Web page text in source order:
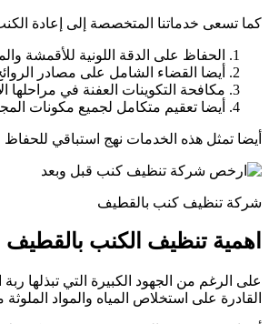
كما تسعى خدماتنا المتخصصة إلى إعادة
الحفاظ على الدقة اللونية للأقمشة
أيضا القضاء الشامل على مصادر
مكافحة التكوينات العفنة في مراحلها
أيضا تعقيم متكامل لجميع مكونات
أيضا تمثل هذه الخدمات نهج استباقي
شركة تنظيف كنب بالقطيف
اهمية تنظيف الكنب بالقطيف
على الرغم من الجهود الكبيرة التي تبذلها
القادرة على استخلاص المياه والمواد